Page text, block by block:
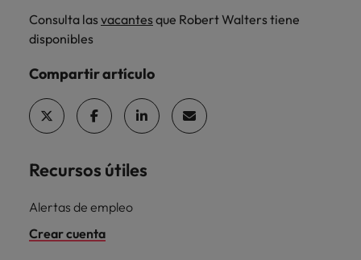
Consulta lasvacantesque Robert Walters tiene
disponibles
Compartir artículo
Recursos útiles
Alertas de empleo
Crear cuenta